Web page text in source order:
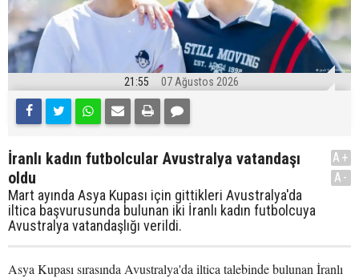
21:55 07 Ağustos 2026
İranlı kadın futbolcular Avustralya vatandaşı
oldu
Mart ayında Asya Kupası için gittikleri Avustralya'da
iltica başvurusunda bulunan iki İranlı kadın futbolcuya
Avustralya vatandaşlığı verildi.
A+
A-
Asya Kupası sırasında Avustralya'da iltica talebinde bulunan İranlı